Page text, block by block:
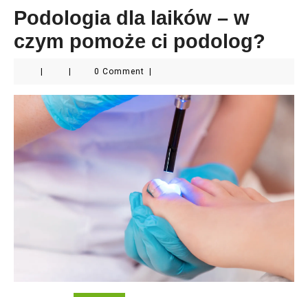
Podologia dla laików – w
czym pomoże ci podolog?
0 Comment